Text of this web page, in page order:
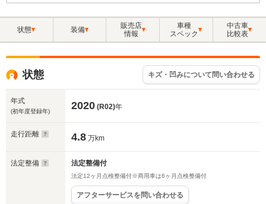
状態 装備
販売店
情報
車種
スペック
中古車
比較表
状態 キズ・凹みについて問い合わせる
年式
(初年度登録年) 2020 (R02)年
走行距離 4.8 万km
法定整備 法定整備付
法定12ヶ月点検整備付※商用車は6ヶ月点検整備付
アフターサービスを問い合わせる